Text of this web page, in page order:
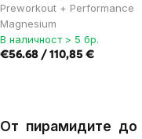
Preworkout + Performance
Magnesium
В наличност > 5 бр.
€56.68 / 110,85 €
От пирамидите до